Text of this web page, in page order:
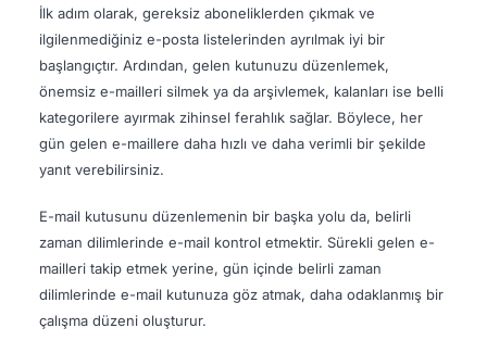
İlk adım olarak, gereksiz aboneliklerden çıkmak ve
ilgilenmediğiniz e-posta listelerinden ayrılmak iyi bir
başlangıçtır. Ardından, gelen kutunuzu düzenlemek,
önemsiz e-mailleri silmek ya da arşivlemek, kalanları ise belli
kategorilere ayırmak zihinsel ferahlık sağlar. Böylece, her
gün gelen e-maillere daha hızlı ve daha verimli bir şekilde
yanıt verebilirsiniz.
E-mail kutusunu düzenlemenin bir başka yolu da, belirli
zaman dilimlerinde e-mail kontrol etmektir. Sürekli gelen e-
mailleri takip etmek yerine, gün içinde belirli zaman
dilimlerinde e-mail kutunuza göz atmak, daha odaklanmış bir
çalışma düzeni oluşturur.